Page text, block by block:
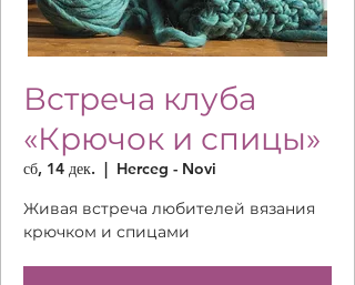
Встреча клуба
«Крючок и спицы»
сб, 14 дек.
Herceg - Novi
Живая встреча любителей вязания
крючком и спицами